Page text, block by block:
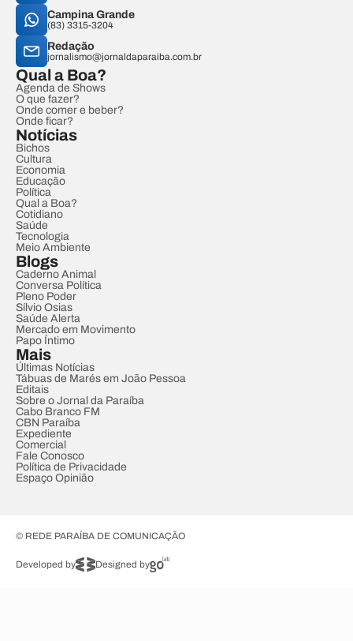
Campina Grande
(83) 3315-3204
Redação
jornalismo@jornaldaparaiba.com.br
Qual a Boa?
Agenda de Shows
O que fazer?
Onde comer e beber?
Onde ficar?
Notícias
Bichos
Cultura
Economia
Educação
Política
Qual a Boa?
Cotidiano
Saúde
Tecnologia
Meio Ambiente
Blogs
Caderno Animal
Conversa Política
Pleno Poder
Sílvio Osias
Saúde Alerta
Mercado em Movimento
Papo Íntimo
Mais
Últimas Notícias
Tábuas de Marés em João Pessoa
Editais
Sobre o Jornal da Paraíba
Cabo Branco FM
CBN Paraíba
Expediente
Comercial
Fale Conosco
Política de Privacidade
Espaço Opinião
© REDE PARAÍBA DE COMUNICAÇÃO
Developed by Designed by